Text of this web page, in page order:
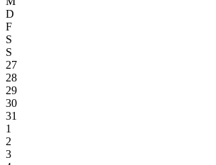
D
F
S
S
27
28
29
30
31
1
2
3